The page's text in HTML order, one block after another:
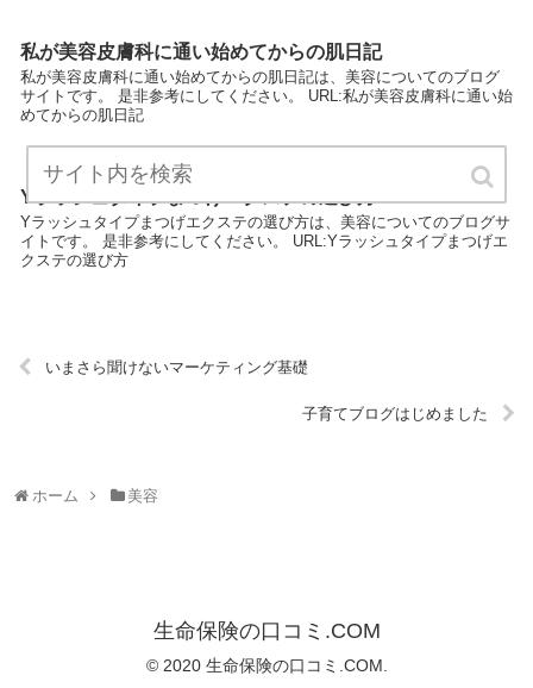
私が美容皮膚科に通い始めてからの肌日記
私が美容皮膚科に通い始めてからの肌日記は、美容についてのブログ
サイトです。 是非参考にしてください。 URL:私が美容皮膚科に通い始
めてからの肌日記
Yラッシュタイプまつげエクステの選び方
Yラッシュタイプまつげエクステの選び方は、美容についてのブログサ
イトです。 是非参考にしてください。 URL:Yラッシュタイプまつげエ
クステの選び方
いまさら聞けないマーケティング基礎
子育てブログはじめました
ホーム 美容
生命保険の口コミ.COM
© 2020 生命保険の口コミ.COM.